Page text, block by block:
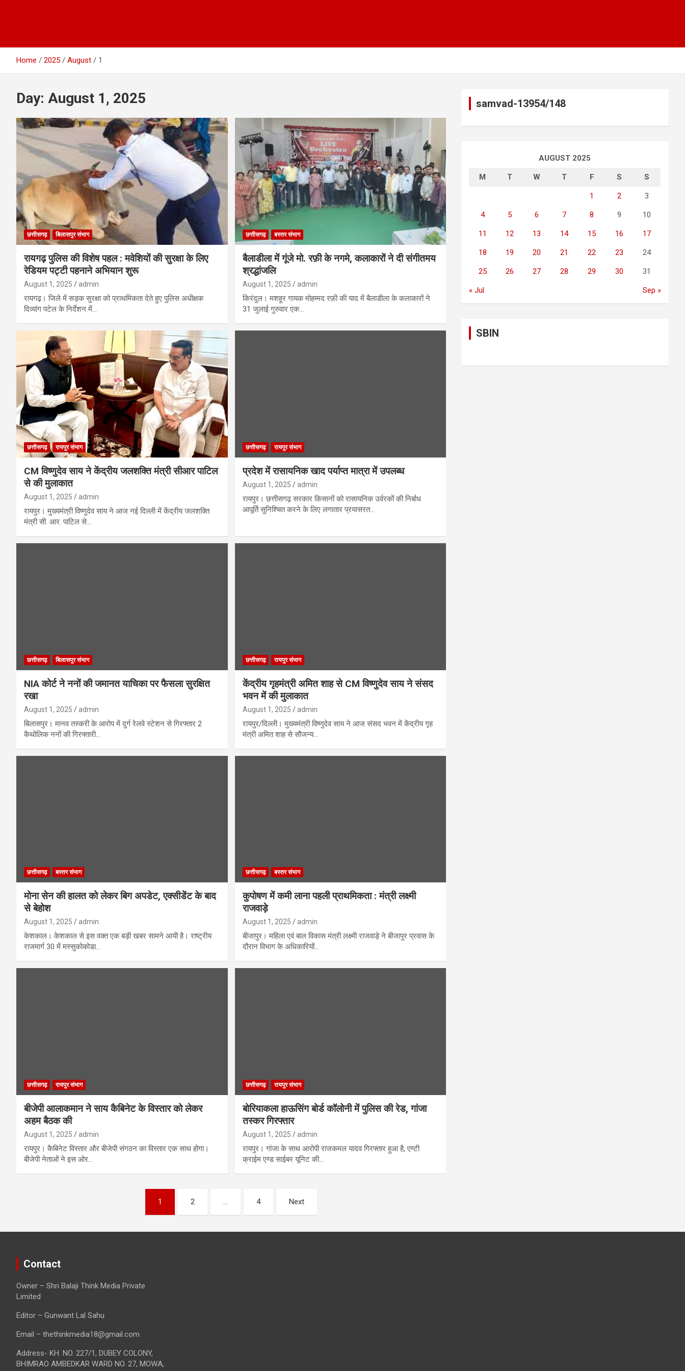
Home 2025 August 1
Day: August 1, 2025
छत्तीसगढ़ बिलासपुर संभाग
रायगढ़ पुलिस की विशेष पहल : मवेशियों की सुरक्षा के लिए
रेडियम पट्टी पहनाने अभियान शुरू
August 1, 2025 admin
रायगढ़। जिले में सड़क सुरक्षा को प्राथमिकता देते हुए पुलिस अधीक्षक
दिव्यांग पटेल के निर्देशन में…
छत्तीसगढ़ बस्तर संभाग
बैलाडीला में गूंजे मो. रफ़ी के नगमे, कलाकारों ने दी संगीतमय
श्रद्धांजलि
August 1, 2025 admin
किरंदुल। मशहूर गायक मोहम्मद रफ़ी की याद में बैलाडीला के कलाकारों ने
31 जुलाई गुरुवार एक…
छत्तीसगढ़ रायपुर संभाग
CM विष्णुदेव साय ने केंद्रीय जलशक्ति मंत्री सीआर पाटिल
से की मुलाकात
August 1, 2025 admin
रायपुर। मुख्यमंत्री विष्णुदेव साय ने आज नई दिल्ली में केंद्रीय जलशक्ति
मंत्री सी. आर. पाटिल से…
छत्तीसगढ़ रायपुर संभाग
प्रदेश में रासायनिक खाद पर्याप्त मात्रा में उपलब्ध
August 1, 2025 admin
रायपुर। छत्तीसगढ़ सरकार किसानों को रासायनिक उर्वरकों की निर्बाध
आपूर्ति सुनिश्चित करने के लिए लगातार प्रयासरत…
छत्तीसगढ़ बिलासपुर संभाग
NIA कोर्ट ने ननों की जमानत याचिका पर फैसला सुरक्षित
रखा
August 1, 2025 admin
बिलासपुर। मानव तस्करी के आरोप में दुर्ग रेलवे स्टेशन से गिरफ्तार 2
कैथोलिक ननों की गिरफ्तारी…
छत्तीसगढ़ रायपुर संभाग
केंद्रीय गृहमंत्री अमित शाह से CM विष्णुदेव साय ने संसद
भवन में की मुलाकात
August 1, 2025 admin
रायपुर/दिल्ली। मुख्यमंत्री विष्णुदेव साय ने आज संसद भवन में केंद्रीय गृह
मंत्री अमित शाह से सौजन्य…
छत्तीसगढ़ बस्तर संभाग
मोना सेन की हालत को लेकर बिग अपडेट, एक्सीडेंट के बाद
से बेहोश
August 1, 2025 admin
केशकाल। केशकाल से इस वक्त एक बड़ी खबर सामने आयी है। राष्ट्रीय
राजमार्ग 30 में मस्सुकोकोडा…
छत्तीसगढ़ बस्तर संभाग
कुपोषण में कमी लाना पहली प्राथमिकता : मंत्री लक्ष्मी
राजवाड़े
August 1, 2025 admin
बीजापुर। महिला एवं बाल विकास मंत्री लक्ष्मी राजवाड़े ने बीजापुर प्रवास के
दौरान विभाग के अधिकारियों…
छत्तीसगढ़ रायपुर संभाग
बीजेपी आलाकमान ने साय कैबिनेट के विस्तार को लेकर
अहम बैठक की
August 1, 2025 admin
रायपुर। कैबिनेट विस्तार और बीजेपी संगठन का विस्तार एक साथ होगा।
बीजेपी नेताओं ने इस ओर…
छत्तीसगढ़ रायपुर संभाग
बोरियाकला हाऊसिंग बोर्ड कॉलोनी में पुलिस की रेड, गांजा
तस्कर गिरफ्तार
August 1, 2025 admin
रायपुर। गांजा के साथ आरोपी राजकमल यादव गिरफ्तार हुआ है, एण्टी
क्राईम एण्ड साईबर यूनिट की…
1 2 … 4 Next
samvad-13954/148
AUGUST 2025
M T W T F S S
1 2 3
4 5 6 7 8 9 10
11 12 13 14 15 16 17
18 19 20 21 22 23 24
25 26 27 28 29 30 31
« Jul Sep »
SBIN
Contact
Owner – Shri Balaji Think Media Private
Limited
Editor – Gunwant Lal Sahu
Email – thethinkmedia18@gmail.com
Address- KH. NO. 227/1, DUBEY COLONY,
BHIMRAO AMBEDKAR WARD NO. 27, MOWA,